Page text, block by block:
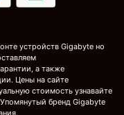
устройств Gigabyte но
а также
Цены на сайте
стоимость узнавайте
бренд Gigabyte